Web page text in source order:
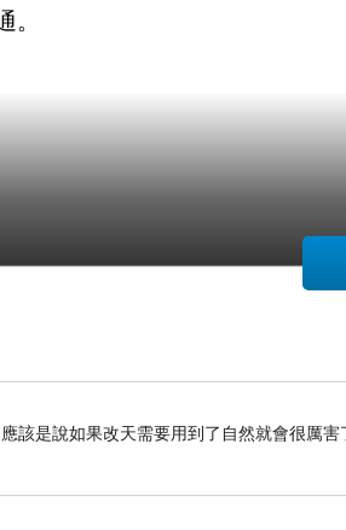
。
該是說如果改天需要用到了自然就會很